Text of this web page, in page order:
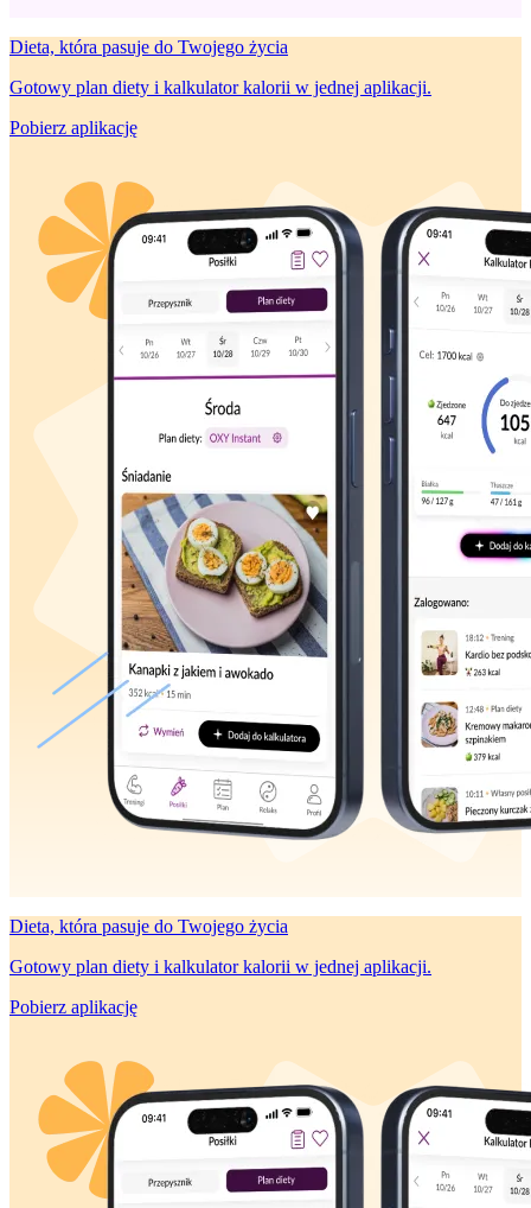
Dieta, która pasuje do Twojego życia
Gotowy plan diety i kalkulator kalorii w jednej aplikacji.
Pobierz aplikację
Dieta, która pasuje do Twojego życia
Gotowy plan diety i kalkulator kalorii w jednej aplikacji.
Pobierz aplikację